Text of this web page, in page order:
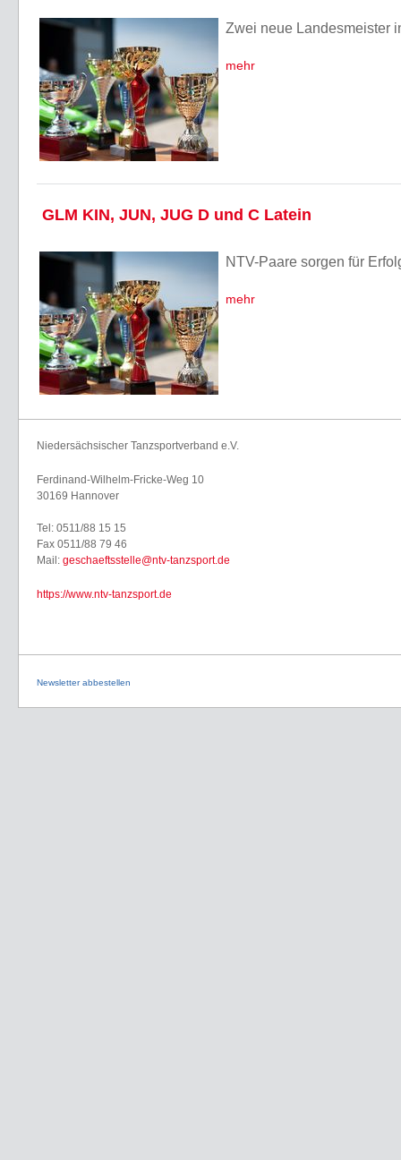
Zwei neue Landesmeister
mehr
GLM KIN, JUN, JUG D und C Latein
NTV-Paare sorgen für
mehr
Niedersächsischer Tanzsportverband e.V.
Ferdinand-Wilhelm-Fricke-Weg 10
30169 Hannover
Tel: 0511/88 15 15
Fax 0511/88 79 46
Mail: geschaeftsstelle@ntv-tanzsport.de
https://www.ntv-tanzsport.de
Newsletter abbestellen